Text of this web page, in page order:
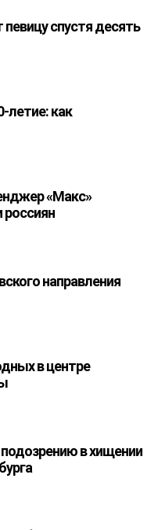
спустя десять
летие: как
«Макс»
россиян
направления
в центре
в хищении